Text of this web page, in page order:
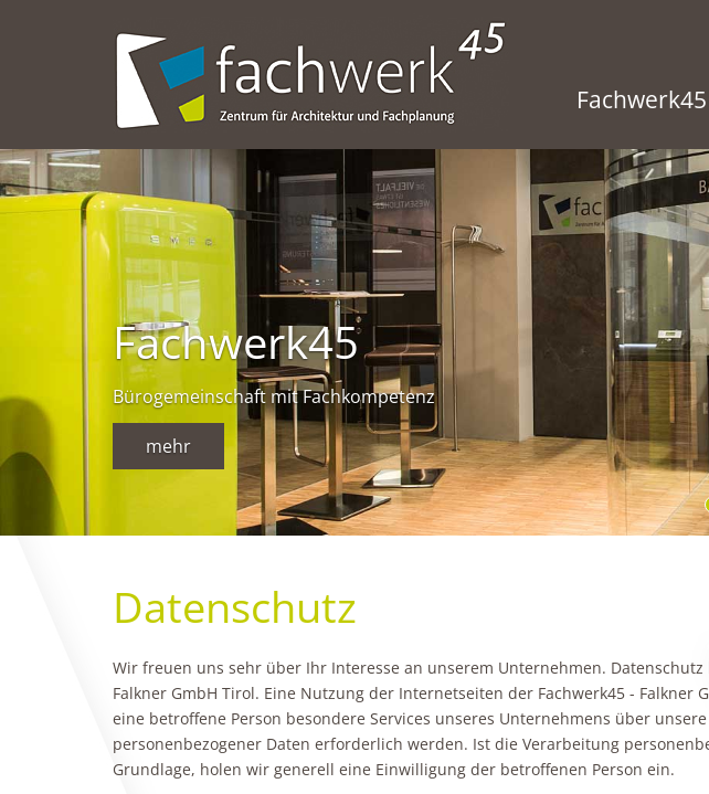
Fachwerk45
Fachwerk45
Bürogemeinschaft mit Fachkompetenz
mehr
Datenschutz
Wir freuen uns sehr über Ihr Interesse an unserem Unternehmen.
Falkner GmbH Tirol. Eine Nutzung der Internetseiten der Fachwerk45 -
eine betroffene Person besondere Services unseres Unternehmens über
personenbezogener Daten erforderlich werden. Ist die Verarbeitung
Grundlage, holen wir generell eine Einwilligung der betroffenen Person ein.